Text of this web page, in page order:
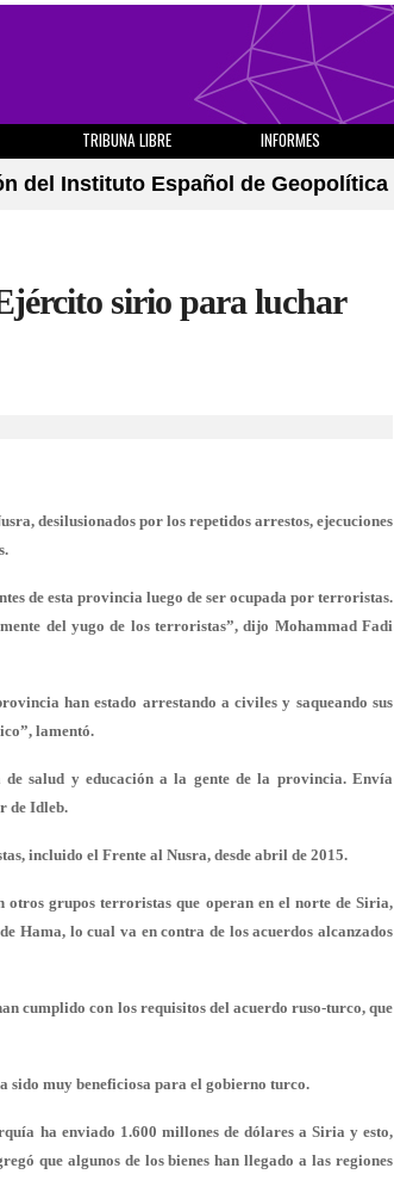
TRIBUNA LIBRE INFORMES
del Instituto Español de Geopolítica
sirio para luchar
desilusionados por los repetidos arrestos, ejecuciones
de esta provincia luego de ser ocupada por terroristas.
del yugo de los terroristas”, dijo Mohammad Fadi
han estado arrestando a civiles y saqueando sus
lamentó.
salud y educación a la gente de la provincia. Envía
de Idleb.
incluido el Frente al Nusra, desde abril de 2015.
otros grupos terroristas que operan en el norte de Siria,
Hama, lo cual va en contra de los acuerdos alcanzados
cumplido con los requisitos del acuerdo ruso-turco, que
sido muy beneficiosa para el gobierno turco.
ha enviado 1.600 millones de dólares a Siria y esto,
que algunos de los bienes han llegado a las regiones